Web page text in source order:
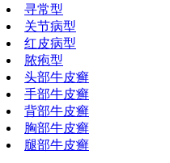
寻常型
关节病型
红皮病型
脓疱型
头部牛皮癣
手部牛皮癣
背部牛皮癣
胸部牛皮癣
腿部牛皮癣